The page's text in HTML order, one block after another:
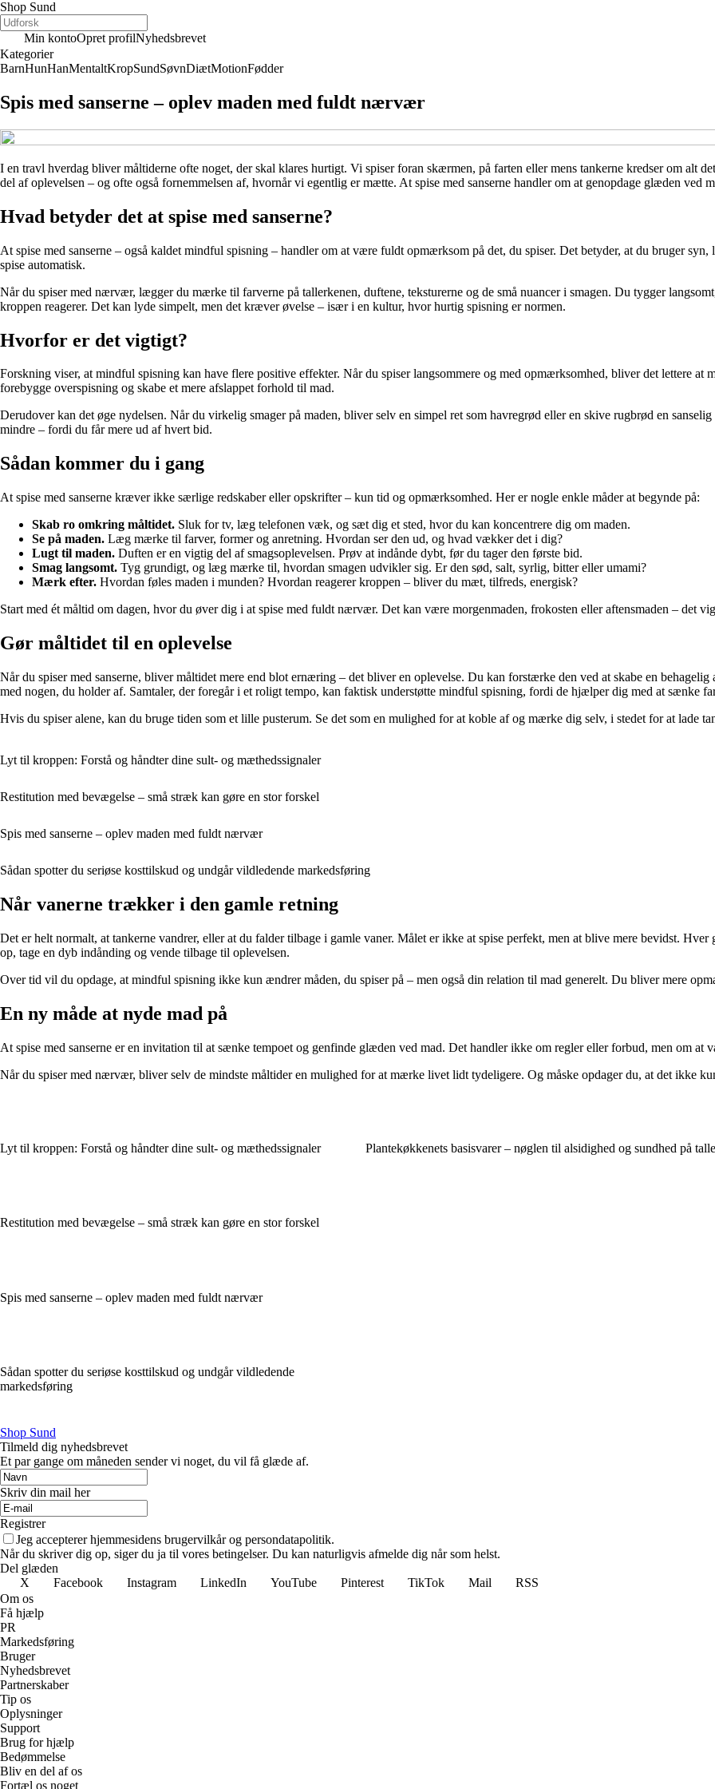
Shop Sund
Min kontoOpret profilNyhedsbrevet
Kategorier
BarnHunHanMentaltKropSundSøvnDiætMotionFødder
Spis med sanserne – oplev maden med fuldt nærvær
I en travl hverdag bliver måltiderne ofte noget, der skal klares hurtigt. Vi spiser foran skærmen, på farten eller mens tankerne kredser om alt
del af oplevelsen – og ofte også fornemmelsen af, hvornår vi egentlig er mætte. At spise med sanserne handler om at genopdage glæden ved
Hvad betyder det at spise med sanserne?
At spise med sanserne – også kaldet mindful spisning – handler om at være fuldt opmærksom på det, du spiser. Det betyder, at du bruger
spise automatisk.
Når du spiser med nærvær, lægger du mærke til farverne på tallerkenen, duftene, teksturerne og de små nuancer i smagen. Du tygger
kroppen reagerer. Det kan lyde simpelt, men det kræver øvelse – især i en kultur, hvor hurtig spisning er normen.
Hvorfor er det vigtigt?
Forskning viser, at mindful spisning kan have flere positive effekter. Når du spiser langsommere og med opmærksomhed, bliver det lettere
forebygge overspisning og skabe et mere afslappet forhold til mad.
Derudover kan det øge nydelsen. Når du virkelig smager på maden, bliver selv en simpel ret som havregrød eller en skive rugbrød en
mindre – fordi du får mere ud af hvert bid.
Sådan kommer du i gang
At spise med sanserne kræver ikke særlige redskaber eller opskrifter – kun tid og opmærksomhed. Her er nogle enkle måder at begynde på:
Skab ro omkring måltidet. Sluk for tv, læg telefonen væk, og sæt dig et sted, hvor du kan koncentrere dig om maden.
Se på maden. Læg mærke til farver, former og anretning. Hvordan ser den ud, og hvad vækker det i dig?
Lugt til maden. Duften er en vigtig del af smagsoplevelsen. Prøv at indånde dybt, før du tager den første bid.
Smag langsomt. Tyg grundigt, og læg mærke til, hvordan smagen udvikler sig. Er den sød, salt, syrlig, bitter eller umami?
Mærk efter. Hvordan føles maden i munden? Hvordan reagerer kroppen – bliver du mæt, tilfreds, energisk?
Start med ét måltid om dagen, hvor du øver dig i at spise med fuldt nærvær. Det kan være morgenmaden, frokosten eller aftensmaden – det
Gør måltidet til en oplevelse
Når du spiser med sanserne, bliver måltidet mere end blot ernæring – det bliver en oplevelse. Du kan forstærke den ved at skabe en
med nogen, du holder af. Samtaler, der foregår i et roligt tempo, kan faktisk understøtte mindful spisning, fordi de hjælper dig med at sænke
Hvis du spiser alene, kan du bruge tiden som et lille pusterum. Se det som en mulighed for at koble af og mærke dig selv, i stedet for at lade
Lyt til kroppen: Forstå og håndter dine sult- og mæthedssignaler
Restitution med bevægelse – små stræk kan gøre en stor forskel
Spis med sanserne – oplev maden med fuldt nærvær
Sådan spotter du seriøse kosttilskud og undgår vildledende markedsføring
Når vanerne trækker i den gamle retning
Det er helt normalt, at tankerne vandrer, eller at du falder tilbage i gamle vaner. Målet er ikke at spise perfekt, men at blive mere bevidst.
op, tage en dyb indånding og vende tilbage til oplevelsen.
Over tid vil du opdage, at mindful spisning ikke kun ændrer måden, du spiser på – men også din relation til mad generelt. Du bliver mere
En ny måde at nyde mad på
At spise med sanserne er en invitation til at sænke tempoet og genfinde glæden ved mad. Det handler ikke om regler eller forbud, men om at
Når du spiser med nærvær, bliver selv de mindste måltider en mulighed for at mærke livet lidt tydeligere. Og måske opdager du, at det ikke
Lyt til kroppen: Forstå og håndter dine sult- og mæthedssignaler
Restitution med bevægelse – små stræk kan gøre en stor forskel
Spis med sanserne – oplev maden med fuldt nærvær
Sådan spotter du seriøse kosttilskud og undgår vildledende
markedsføring
Plantekøkkenets basisvarer – nøglen til alsidighed og sundhed på
Shop Sund
Tilmeld dig nyhedsbrevet
Et par gange om måneden sender vi noget, du vil få glæde af.
Skriv din mail her
Registrer
Jeg accepterer hjemmesidens brugervilkår og persondatapolitik.
Når du skriver dig op, siger du ja til vores betingelser. Du kan naturligvis afmelde dig når som helst.
Del glæden
X
Facebook Instagram LinkedIn YouTube Pinterest TikTok Mail
RSS
Om os
Få hjælp
PR
Markedsføring
Bruger
Nyhedsbrevet
Partnerskaber
Tip os
Oplysninger
Support
Brug for hjælp
Bedømmelse
Bliv en del af os
Fortæl os noget